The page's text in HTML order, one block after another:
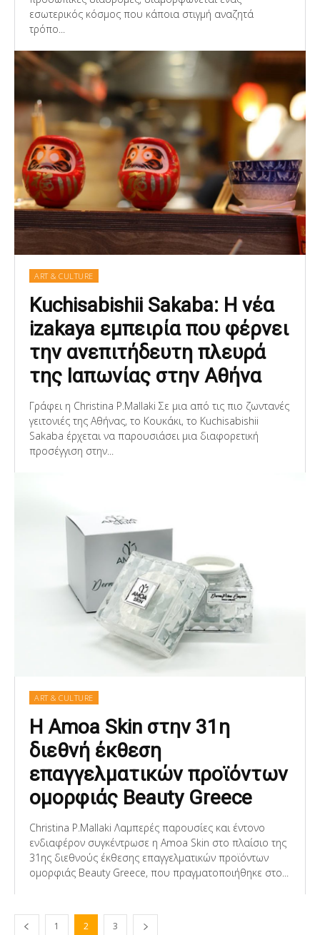
εσωτερικός κόσμος που κάποια στιγμή αναζητά
τρόπο...
ART & CULTURE
Kuchisabishii Sakaba: Η νέα
izakaya εμπειρία που φέρνει
την ανεπιτήδευτη πλευρά
της Ιαπωνίας στην Αθήνα
Γράφει η Christina P.Mallaki Σε μια από τις πιο ζωντανές
γειτονιές της Αθήνας, το Κουκάκι, το Kuchisabishii
Sakaba έρχεται να παρουσιάσει μια διαφορετική
προσέγγιση στην...
ART & CULTURE
Η Amoa Skin στην 31η
διεθνή έκθεση
επαγγελματικών προϊόντων
ομορφιάς Beauty Greece
Christina P.Mallaki Λαμπερές παρουσίες και έντονο
ενδιαφέρον συγκέντρωσε η Amoa Skin στο πλαίσιο της
31ης διεθνούς έκθεσης επαγγελματικών προϊόντων
ομορφιάς Beauty Greece, που πραγματοποιήθηκε στο...
1 2 3